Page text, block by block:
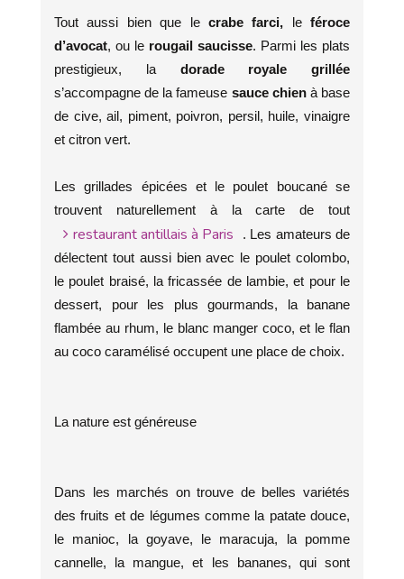
Tout aussi bien que le crabe farci, le féroce
d’avocat, ou le rougail saucisse. Parmi les plats
prestigieux, la dorade royale grillée
s’accompagne de la fameuse sauce chien à base
de cive, ail, piment, poivron, persil, huile, vinaigre
et citron vert.
Les grillades épicées et le poulet boucané se
trouvent naturellement à la carte de tout
restaurant antillais à Paris
. Les amateurs de
délectent tout aussi bien avec le poulet colombo,
le poulet braisé, la fricassée de lambie, et pour le
dessert, pour les plus gourmands, la banane
flambée au rhum, le blanc manger coco, et le flan
au coco caramélisé occupent une place de choix.
La nature est généreuse
Dans les marchés on trouve de belles variétés
des fruits et de légumes comme la patate douce,
le manioc, la goyave, le maracuja, la pomme
cannelle, la mangue, et les bananes, qui sont